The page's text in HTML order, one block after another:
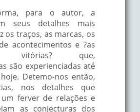
para o autor, a
seus detalhes mais
os traços, as marcas, os
acontecimentos e ?as
vitórias? que,
são experienciadas até
Detemo-nos então,
nos detalhes que
ferver de relações e
as conjecturas dos